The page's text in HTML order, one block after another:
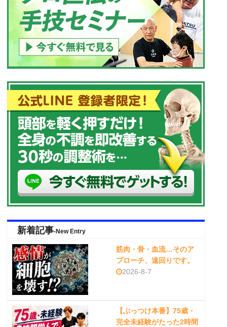
新着記事-New Entry
筋肉・骨・血流…そのア
プローチ、遠回りです。
2026-8-7
【ぶっつけ本番】75歳・
完全未経験がたった2時間